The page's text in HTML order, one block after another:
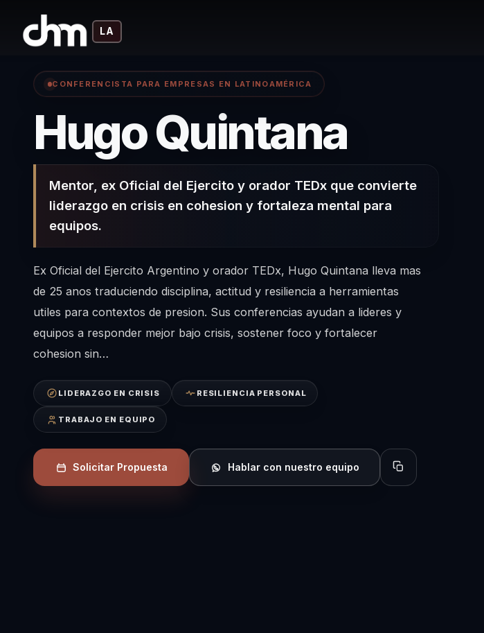
LA
CONFERENCISTA PARA EMPRESAS EN LATINOAMÉRICA
Hugo Quintana–
Mentor, ex Oficial del Ejercito y orador TEDx que convierte
liderazgo en crisis en cohesion y fortaleza mental para
equipos.
Ex Oficial del Ejercito Argentino y orador TEDx, Hugo Quintana lleva mas
de 25 anos traduciendo disciplina, actitud y resiliencia a herramientas
utiles para contextos de presion. Sus conferencias ayudan a lideres y
equipos a responder mejor bajo crisis, sostener foco y fortalecer
cohesion sin…
LIDERAZGO EN CRISIS RESILIENCIA PERSONAL
TRABAJO EN EQUIPO
Solicitar Propuesta Hablar con nuestro equipo Copiar perfil para